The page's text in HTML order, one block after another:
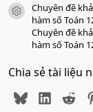
icon tài liệu
Chuyên đề
hàm số Toán
Chuyên đề
hàm số Toán
Chia sẻ tài liệu
BlueskyLinkedIn